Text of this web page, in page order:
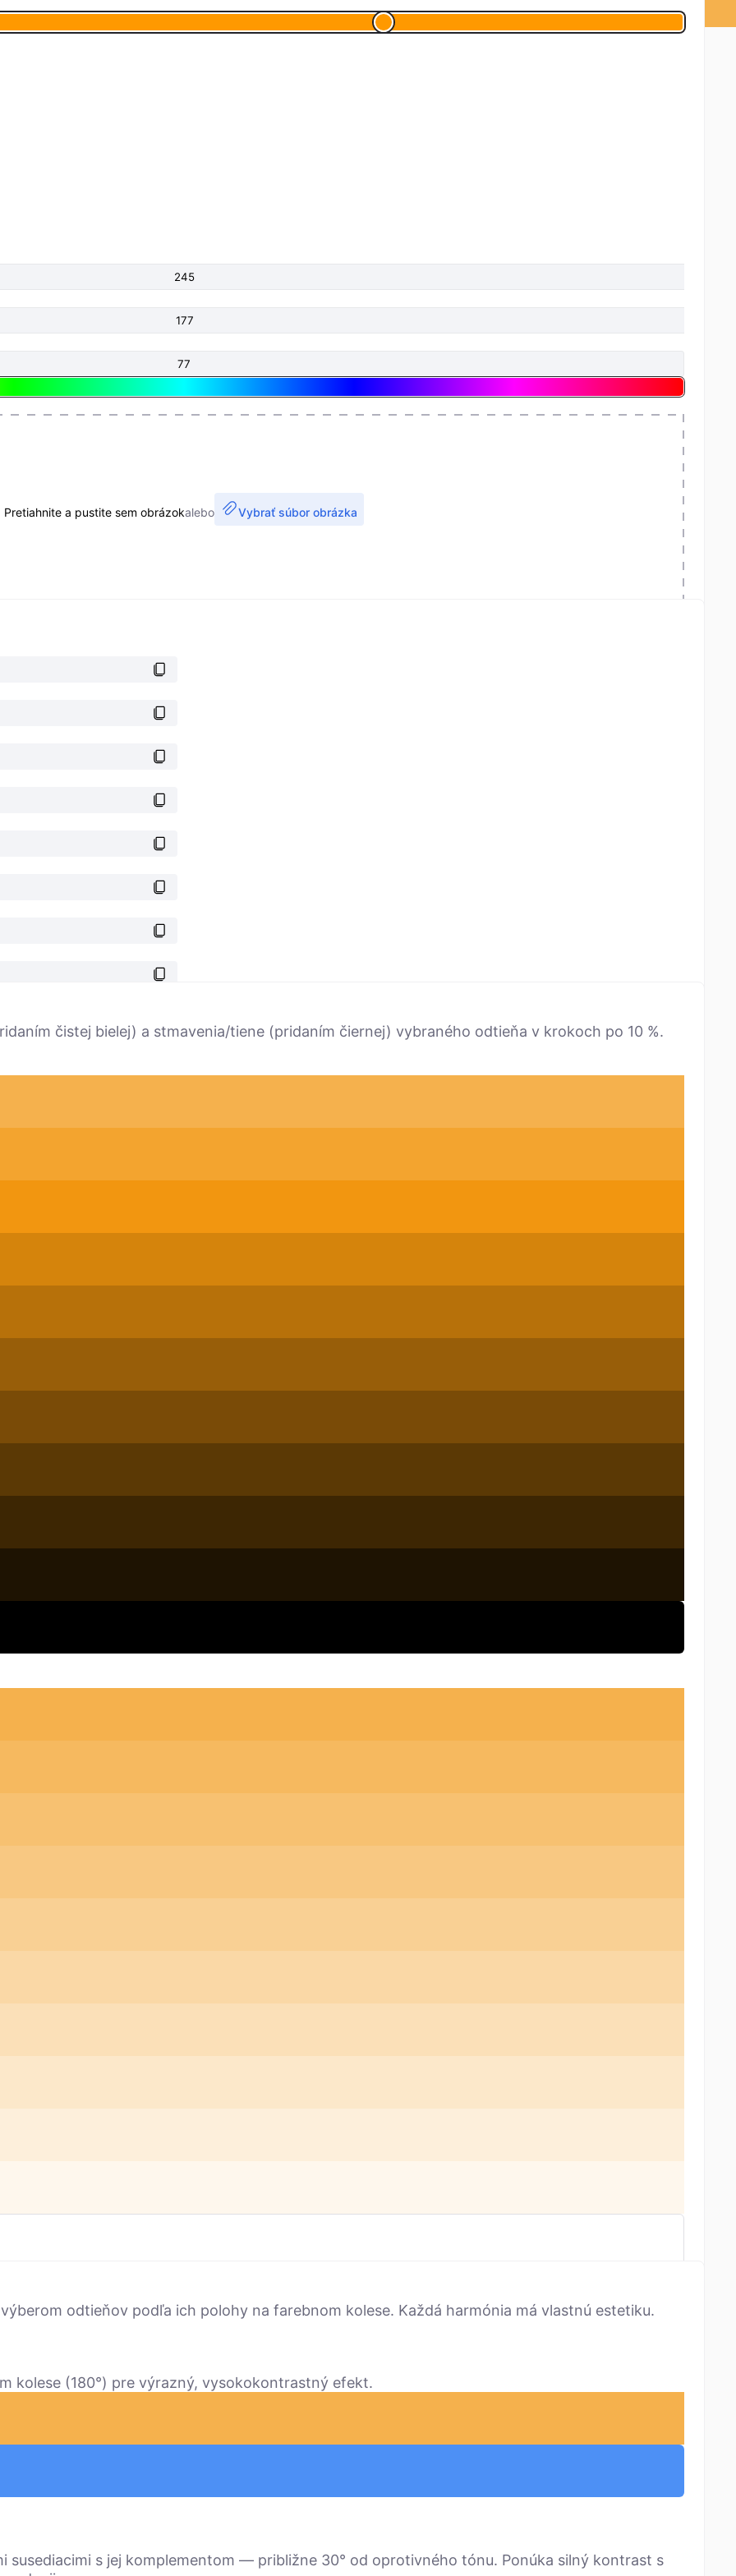
Pretiahnite a pustite sem obrázokalebo Vybrať súbor obrázka
čistej bielej) a stmavenia/tiene (pridaním čiernej) vybraného odtieňa v krokoch po 10 %.
odtieňov podľa ich polohy na farebnom kolese. Každá harmónia má vlastnú estetiku.
kolese (180°) pre výrazný, vysokokontrastný efekt.
susediacimi s jej komplementom — približne 30° od oprotivného tónu. Ponúka silný kontrast s